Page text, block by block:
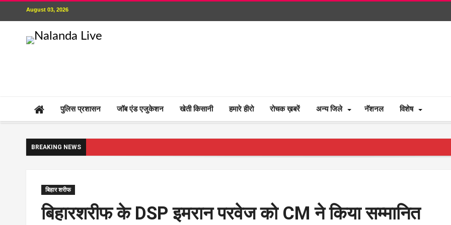
August 03, 2026
पुलिस प्रशासन जॉब एंड एजुकेशन खेती किसानी हमारे हीरो रोचक ख़बरें अन्य जिले नॅशनल विशेष
BREAKING NEWS
बिहार शरीफ
बिहारशरीफ के DSP इमरान परवेज को CM ने किया सम्मानित